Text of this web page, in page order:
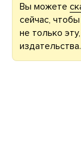
Вы можете
сейчас,
не только
издательства.